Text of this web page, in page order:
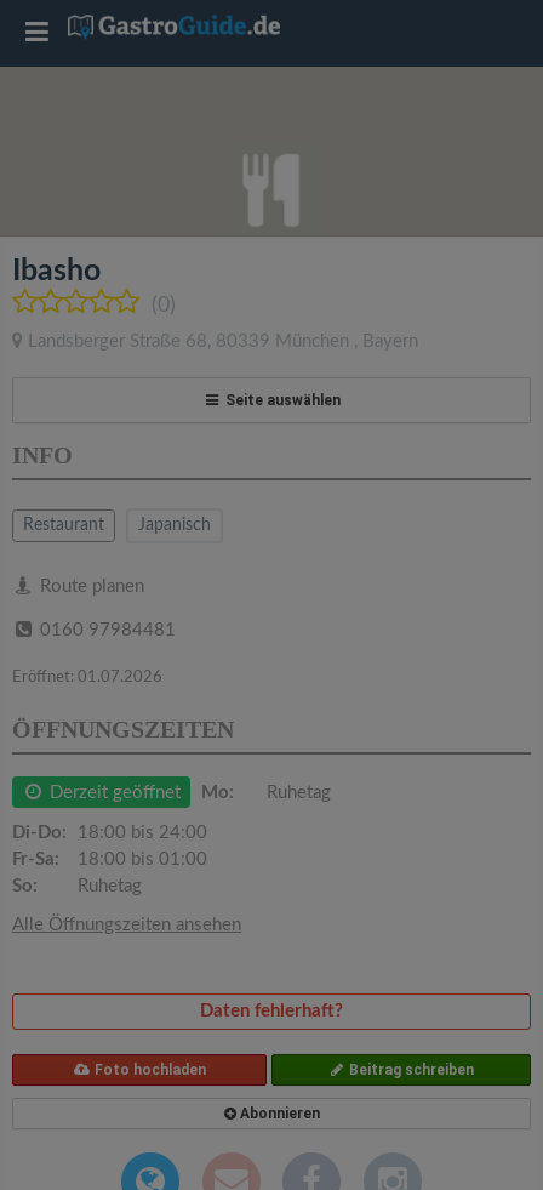
Ibasho
(0)
Landsberger Straße 68, 80339 München , Bayern
Seite auswählen
INFO
Restaurant Japanisch
Route planen
0160 97984481
Eröffnet: 01.07.2026
ÖFFNUNGSZEITEN
Derzeit geöffnet Mo: Ruhetag
Di-Do:
18:00 bis 24:00
Fr-Sa:
18:00 bis 01:00
So:
Ruhetag
Alle Öffnungszeiten ansehen
Daten fehlerhaft?
Foto hochladen Beitrag schreiben
Abonnieren
T
l
e
a
v
g
a
t
i
o
n